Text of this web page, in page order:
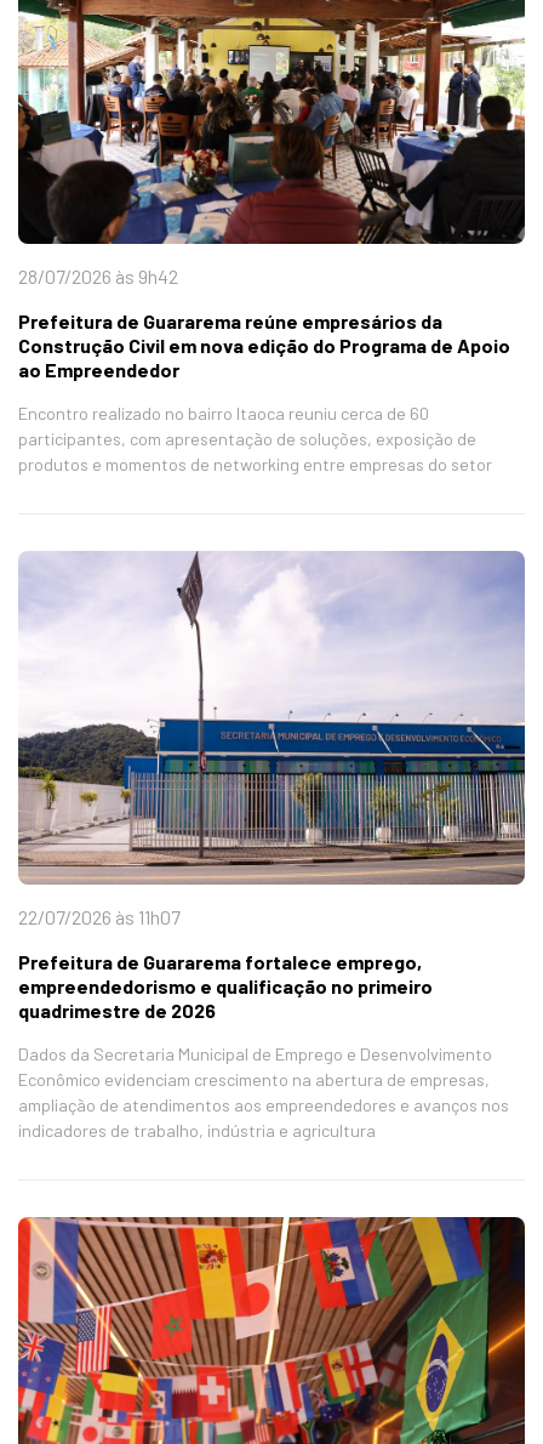
28/07/2026 às 9h42
Prefeitura de Guararema reúne empresários da
Construção Civil em nova edição do Programa de Apoio
ao Empreendedor
Encontro realizado no bairro Itaoca reuniu cerca de 60
participantes, com apresentação de soluções, exposição de
produtos e momentos de networking entre empresas do setor
22/07/2026 às 11h07
Prefeitura de Guararema fortalece emprego,
empreendedorismo e qualificação no primeiro
quadrimestre de 2026
Dados da Secretaria Municipal de Emprego e Desenvolvimento
Econômico evidenciam crescimento na abertura de empresas,
ampliação de atendimentos aos empreendedores e avanços nos
indicadores de trabalho, indústria e agricultura